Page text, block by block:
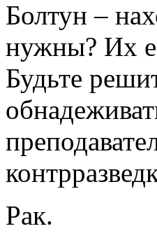
Болтун –
нужны? Их
Будьте
Рак.